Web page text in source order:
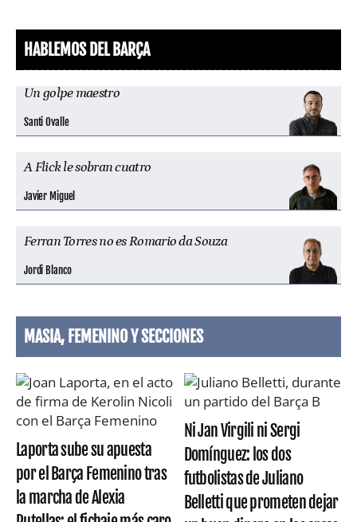
HABLEMOS DEL BARÇA
Un golpe maestro
Santi Ovalle
A Flick le sobran cuatro
Javier Miguel
Ferran Torres no es Romario da Souza
Jordi Blanco
MASIA, FEMENINO Y SECCIONES
Laporta sube su apuesta
por el Barça Femenino tras
la marcha de Alexia
Ni Jan Virgili ni Sergi
Domínguez: los dos
futbolistas de Juliano
Belletti que prometen dejar